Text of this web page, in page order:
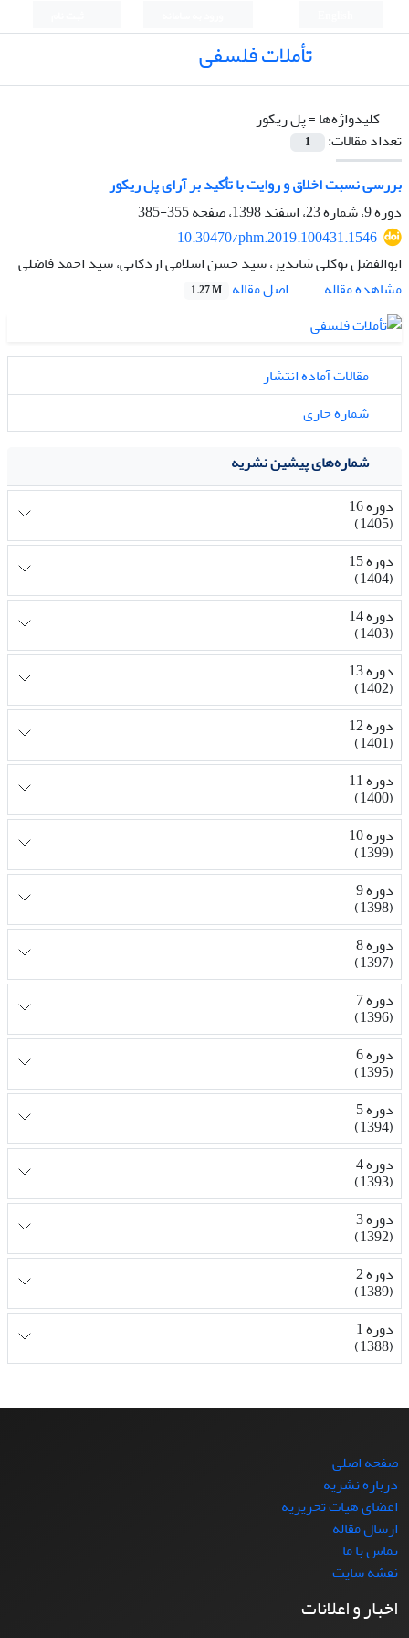
تأملات فلسفی
کلیدواژه‌ها =پل ریکور
تعداد مقالات:
1
بررسی نسبت اخلاق و روایت با تأکید بر آرای پل ریکور
دوره 9، شماره 23، اسفند 1398، صفحه
355-385
10.30470/phm.2019.100431.1546
ابوالفضل توکلی شاندیز، سید حسن اسلامی اردکانی، سید احمد فاضلی
مشاهده مقاله
اصل مقاله 1.27 M
مقالات آماده انتشار
شماره جاری
شماره‌های پیشین نشریه
دوره 16
(1405)
دوره 15
(1404)
دوره 14
(1403)
دوره 13
(1402)
دوره 12
(1401)
دوره 11
(1400)
دوره 10
(1399)
دوره 9
(1398)
دوره 8
(1397)
دوره 7
(1396)
دوره 6
(1395)
دوره 5
(1394)
دوره 4
(1393)
دوره 3
(1392)
دوره 2
(1389)
دوره 1
(1388)
صفحه اصلی
درباره نشریه
اعضای هیات تحریریه
ارسال مقاله
تماس با ما
نقشه سایت
اخبار و اعلانات